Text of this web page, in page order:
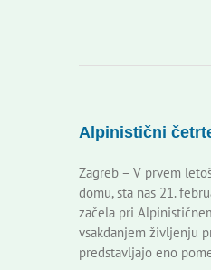
Alpinistični
Zagreb – V prvem
domu, sta nas 21.
začela pri
vsakdanjem življenju
predstavljajo eno